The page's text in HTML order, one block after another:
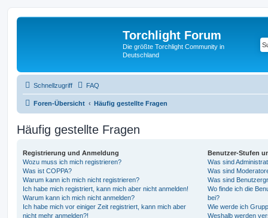
Torchlight Forum
Die größte Torchlight Community in
Deutschland
Schnellzugriff FAQ
Foren-Übersicht Häufig gestellte Fragen
Häufig gestellte Fragen
Registrierung und Anmeldung
Wozu muss ich mich registrieren?
Was ist COPPA?
Warum kann ich mich nicht registrieren?
Ich habe mich registriert, kann mich aber nicht anmelden!
Warum kann ich mich nicht anmelden?
Ich habe mich vor einiger Zeit registriert, kann mich aber
nicht mehr anmelden?!
Benutzer-Stufen
Was sind
Was sind
Was sind
Wo finde ich die
bei?
Wie werde ich
Weshalb werden